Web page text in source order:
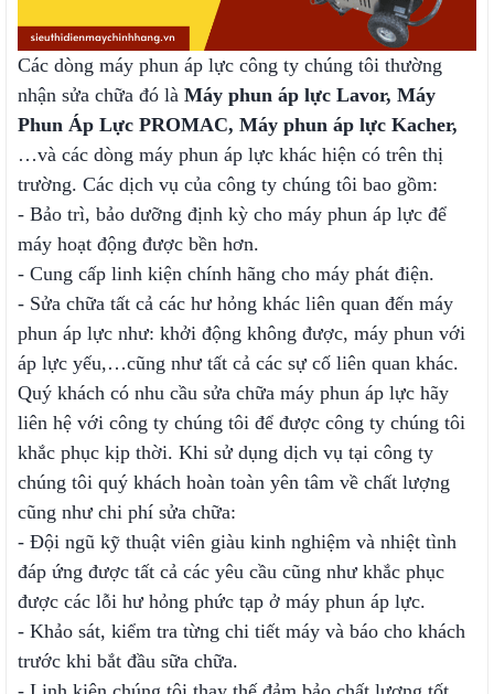
Các dòng máy phun áp lực công ty chúng tôi thường
nhận sửa chữa đó là Máy phun áp lực Lavor, Máy
Phun Áp Lực PROMAC, Máy phun áp lực Kacher,
…và các dòng máy phun áp lực khác hiện có trên thị
trường. Các dịch vụ của công ty chúng tôi bao gồm:
- Bảo trì, bảo dưỡng định kỳ cho máy phun áp lực để
máy hoạt động được bền hơn.
- Cung cấp linh kiện chính hãng cho máy phát điện.
- Sửa chữa tất cả các hư hỏng khác liên quan đến máy
phun áp lực như: khởi động không được, máy phun với
áp lực yếu,…cũng như tất cả các sự cố liên quan khác.
Quý khách có nhu cầu sửa chữa máy phun áp lực hãy
liên hệ với công ty chúng tôi để được công ty chúng tôi
khắc phục kịp thời. Khi sử dụng dịch vụ tại công ty
chúng tôi quý khách hoàn toàn yên tâm về chất lượng
cũng như chi phí sửa chữa:
- Đội ngũ kỹ thuật viên giàu kinh nghiệm và nhiệt tình
đáp ứng được tất cả các yêu cầu cũng như khắc phục
được các lỗi hư hỏng phức tạp ở máy phun áp lực.
- Khảo sát, kiểm tra từng chi tiết máy và báo cho khách
trước khi bắt đầu sữa chữa.